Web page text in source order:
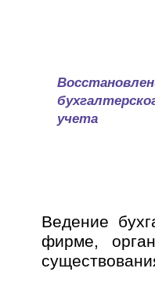
учета
Ведение
фирме,